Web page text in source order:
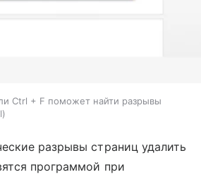
Ctrl + F поможет найти разрывы
разрывы страниц удалить
программой при